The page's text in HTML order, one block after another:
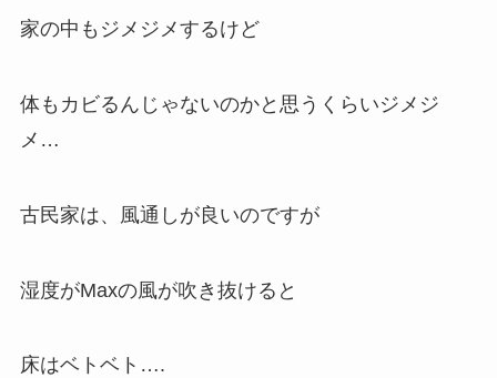
家の中もジメジメするけど
体もカビるんじゃないのかと思うくらいジメジ
メ…
古民家は、風通しが良いのですが
湿度がMaxの風が吹き抜けると
床はベトベト….